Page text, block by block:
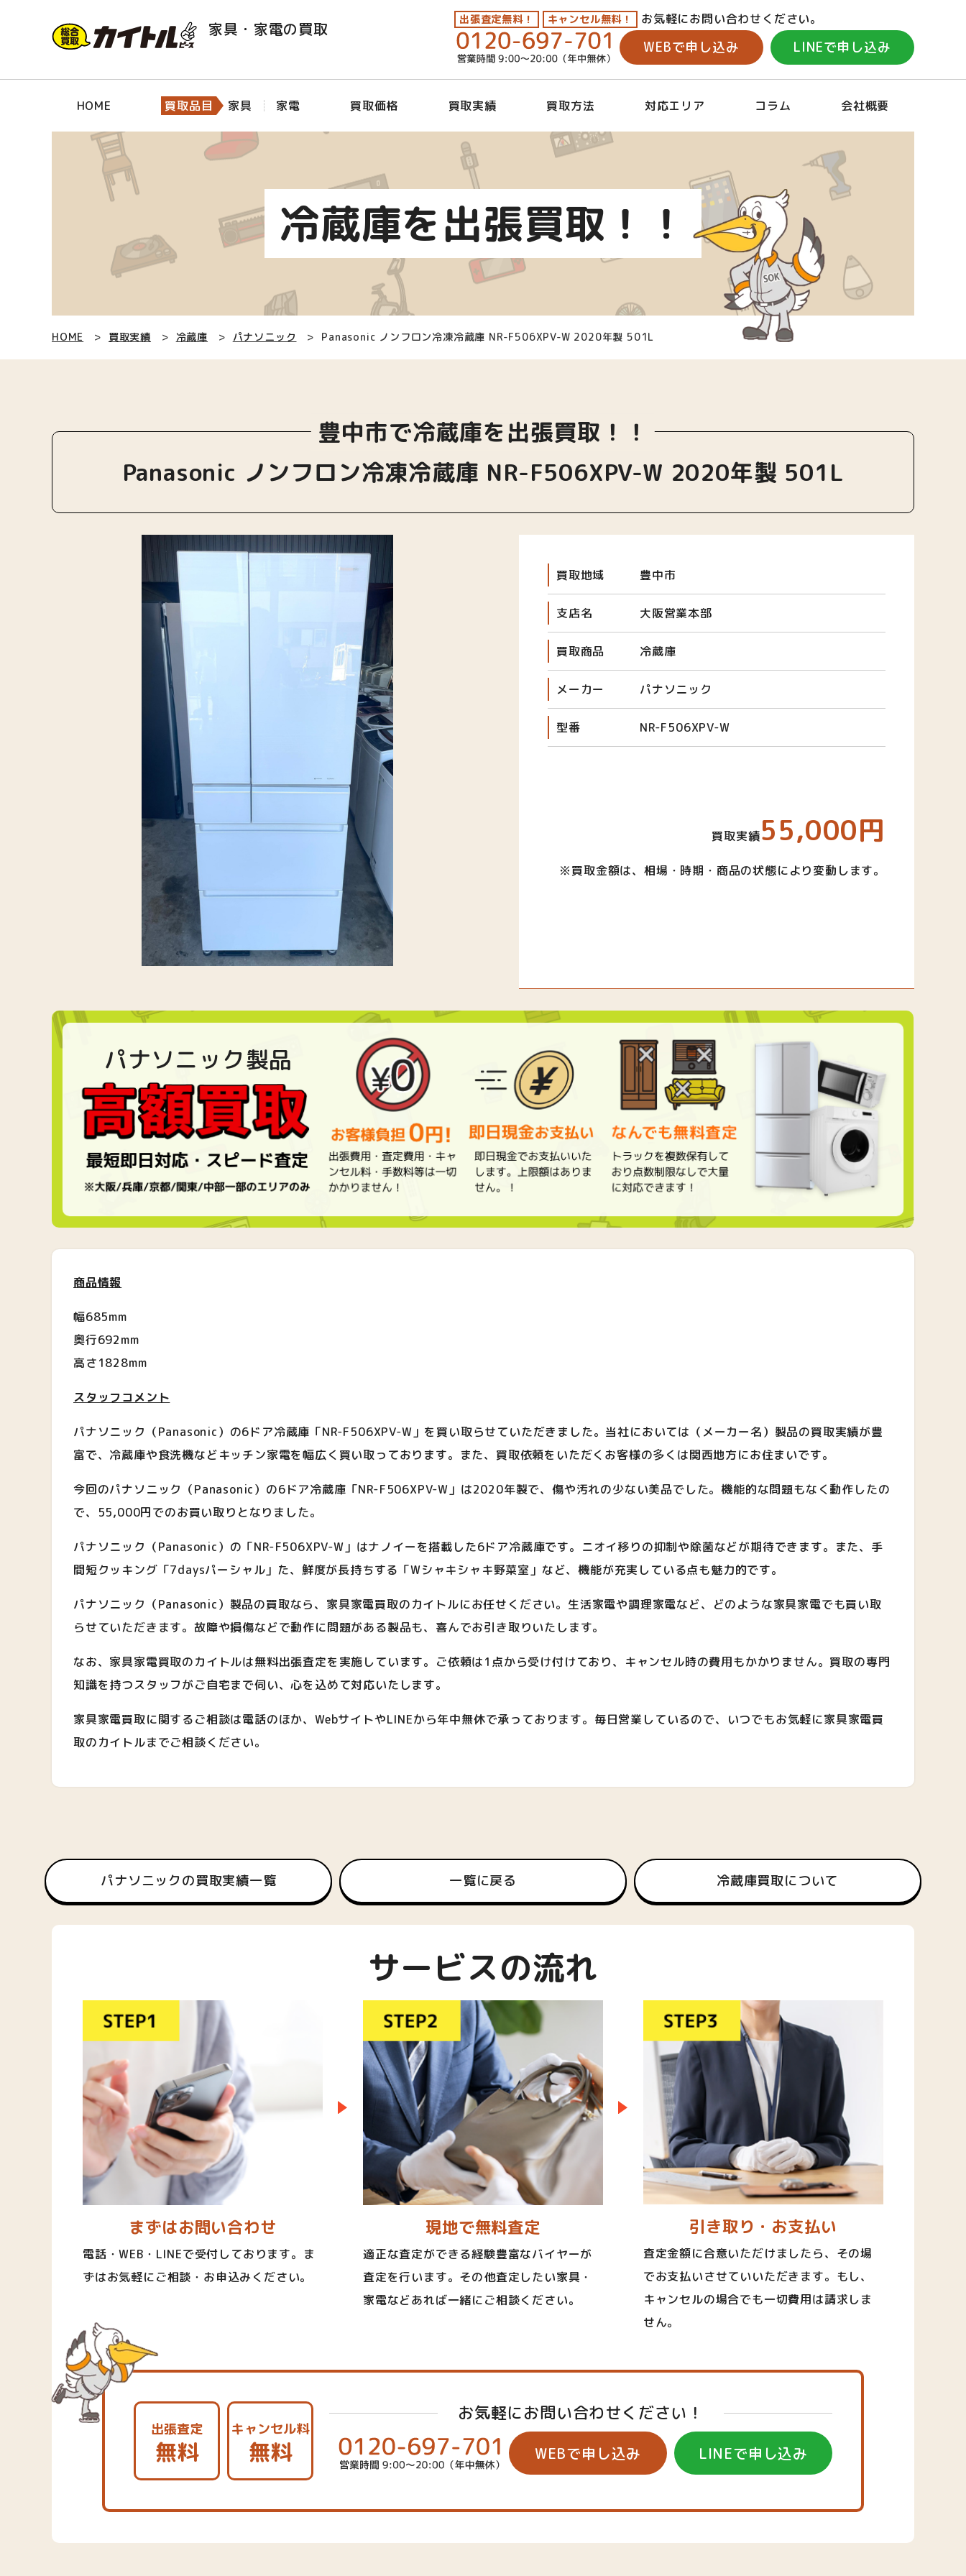
家具・家電の買取 出張査定無料！ キャンセル無料！ お気軽にお問い合わせください。
WEBで申し込み LINEで申し込み
HOME 買取品目 家具 家電 買取価格 買取実績 買取方法 対応エリア コラム 会社概要
冷蔵庫を出張買取！！
HOME 買取実績 冷蔵庫 パナソニック Panasonic ノンフロン冷凍冷蔵庫 NR-F506XPV-W 2020年製 501L
豊中市で冷蔵庫を出張買取！！
Panasonic ノンフロン冷凍冷蔵庫 NR-F506XPV-W 2020年製 501L
買取地域 豊中市
支店名 大阪営業本部
買取商品 冷蔵庫
メーカー パナソニック
型番 NR-F506XPV-W
買取実績55,000円
※買取金額は、相場・時期・商品の状態により変動します。
パナソニック製品
商品情報
幅685mm
奥行692mm
高さ1828mm
スタッフコメント
パナソニック（Panasonic）の6ドア冷蔵庫「NR-F506XPV-W」を買い取らせていただきました。当社においては（メーカー名）製品の買取実績が豊
富で、冷蔵庫や食洗機などキッチン家電を幅広く買い取っております。また、買取依頼をいただくお客様の多くは関西地方にお住まいです。
今回のパナソニック（Panasonic）の6ドア冷蔵庫「NR-F506XPV-W」は2020年製で、傷や汚れの少ない美品でした。機能的な問題もなく動作したの
で、55,000円でのお買い取りとなりました。
パナソニック（Panasonic）の「NR-F506XPV-W」はナノイーを搭載した6ドア冷蔵庫です。ニオイ移りの抑制や除菌などが期待できます。また、手
間短クッキング「7daysパーシャル」た、鮮度が長持ちする「Wシャキシャキ野菜室」など、機能が充実している点も魅力的です。
パナソニック（Panasonic）製品の買取なら、家具家電買取のカイトルにお任せください。生活家電や調理家電など、どのような家具家電でも買い取
らせていただきます。故障や損傷などで動作に問題がある製品も、喜んでお引き取りいたします。
なお、家具家電買取のカイトルは無料出張査定を実施しています。ご依頼は1点から受け付けており、キャンセル時の費用もかかりません。買取の専門
知識を持つスタッフがご自宅まで伺い、心を込めて対応いたします。
家具家電買取に関するご相談は電話のほか、WebサイトやLINEから年中無休で承っております。毎日営業しているので、いつでもお気軽に家具家電買
取のカイトルまでご相談ください。
パナソニックの買取実績一覧 一覧に戻る 冷蔵庫買取について
サービスの流れ
まずはお問い合わせ
電話・WEB・LINEで受付しております。ま
ずはお気軽にご相談・お申込みください。
現地で無料査定
適正な査定ができる経験豊富なバイヤーが
査定を行います。その他査定したい家具・
家電などあれば一緒にご相談ください。
引き取り・お支払い
査定金額に合意いただけましたら、その場
でお支払いさせていいただきます。もし、
キャンセルの場合でも一切費用は請求しま
せん。
出張査定
無料
キャンセル料
無料
お気軽にお問い合わせください！
WEBで申し込み LINEで申し込み